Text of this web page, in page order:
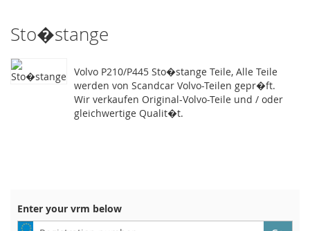
Sto�stange
Volvo P210/P445 Sto�stange Teile, Alle Teile
werden von Scandcar Volvo-Teilen gepr�ft.
Wir verkaufen Original-Volvo-Teile und / oder
gleichwertige Qualit�t.
Enter your vrm below